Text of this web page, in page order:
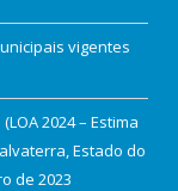
vigentes
(LOA 2024 – Estima
Estado do
de 2023